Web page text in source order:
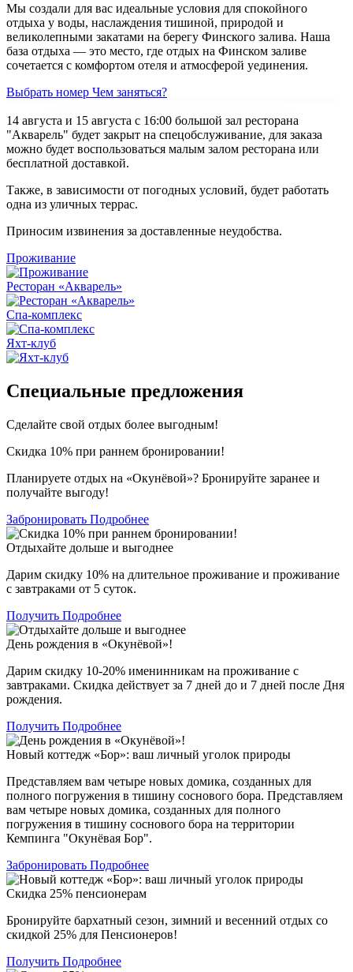
Мы создали для вас идеальные условия для спокойного
отдыха у воды, наслаждения тишиной, природой и
великолепными закатами на берегу Финского залива. Наша
база отдыха — это место, где отдых на Финском заливе
сочетается с комфортом отеля и атмосферой уединения.
Выбрать номер Чем заняться?
14 августа и 15 августа с 16:00 большой зал ресторана
"Акварель" будет закрыт на спецобслуживание, для заказа
можно будет воспользоваться малым залом ресторана или
бесплатной доставкой.
Также, в зависимости от погодных условий, будет работать
одна из уличных террас.
Приносим извинения за доставленные неудобства.
Проживание
Ресторан «Акварель»
Спа-комплекс
Яхт-клуб
Специальные предложения
Сделайте свой отдых более выгодным!
Скидка 10% при раннем бронировании!
Планируете отдых на «Окунёвой»? Бронируйте заранее и
получайте выгоду!
Забронировать Подробнее
Отдыхайте дольше и выгоднее
Дарим скидку 10% на длительное проживание и проживание
с завтраками от 5 суток.
Получить Подробнее
День рождения в «Окунёвой»!
Дарим скидку 10-20% именинникам на проживание с
завтраками. Скидка действует за 7 дней до и 7 дней после Дня
рождения.
Получить Подробнее
Новый коттедж «Бор»: ваш личный уголок природы
Представляем вам четыре новых домика, созданных для
полного погружения в тишину соснового бора. Представляем
вам четыре новых домика, созданных для полного
погружения в тишину соснового бора на территории
Кемпинга "Окунёвая Бор".
Забронировать Подробнее
Скидка 25% пенсионерам
Бронируйте бархатный сезон, зимний и весенний отдых со
скидкой 25% для Пенсионеров!
Получить Подробнее